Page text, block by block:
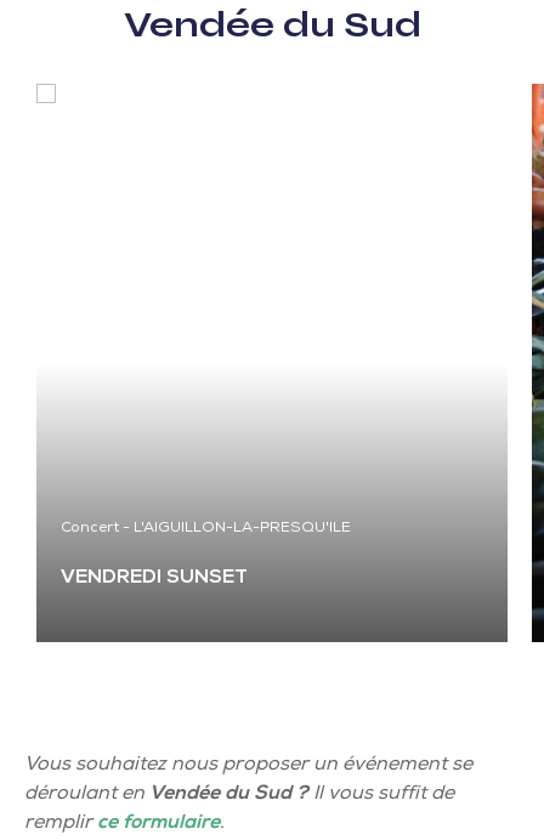
Vendée du Sud
Concert - L'AIGUILLON-LA-PRESQU'ILE
VENDREDI SUNSET
Vous souhaitez nous proposer un événement se
déroulant en Vendée du Sud ?Il vous suffit de
remplirce formulaire.